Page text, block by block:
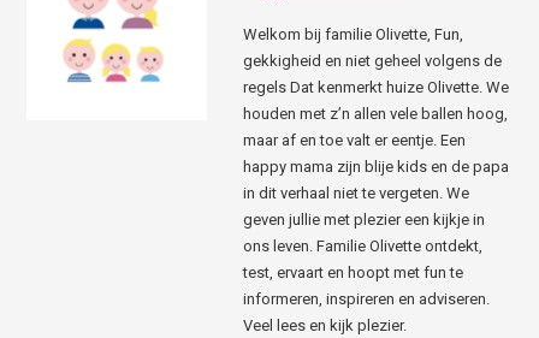
Welkom bij familie Olivette, Fun,
gekkigheid en niet geheel volgens de
regels Dat kenmerkt huize Olivette. We
houden met z’n allen vele ballen hoog,
maar af en toe valt er eentje. Een
happy mama zijn blije kids en de papa
in dit verhaal niet te vergeten. We
geven jullie met plezier een kijkje in
ons leven. Familie Olivette ontdekt,
test, ervaart en hoopt met fun te
informeren, inspireren en adviseren.
Veel lees en kijk plezier.